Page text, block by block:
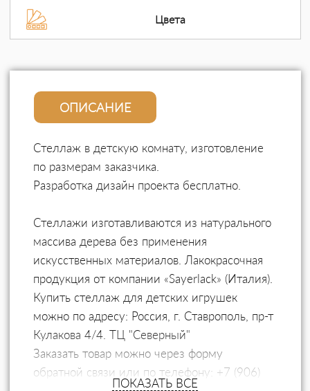
Цвета
ОПИСАНИЕ
Стеллаж в детскую комнату, изготовление
по размерам заказчика.
Разработка дизайн проекта бесплатно.
Стеллажи изготавливаются из натурального
массива дерева без применения
искусственных материалов. Лакокрасочная
продукция от компании «Sayerlack» (Италия).
Купить стеллаж для детских игрушек
можно по адресу: Россия, г. Ставрополь, пр-т
Кулакова 4/4. ТЦ "Северный"
Заказать товар можно через форму
обратной связи или по телефону: +7 (906)
ПОКАЗАТЬ ВСЕ